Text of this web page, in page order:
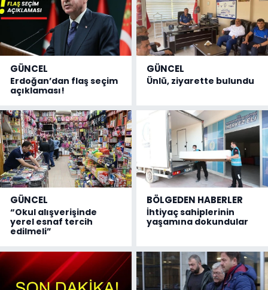
GÜNCEL
Erdoğan’dan flaş seçim
açıklaması!
GÜNCEL
Ünlü, ziyarette bulundu
GÜNCEL
“Okul alışverişinde
yerel esnaf tercih
edilmeli”
BÖLGEDEN HABERLER
İhtiyaç sahiplerinin
yaşamına dokundular